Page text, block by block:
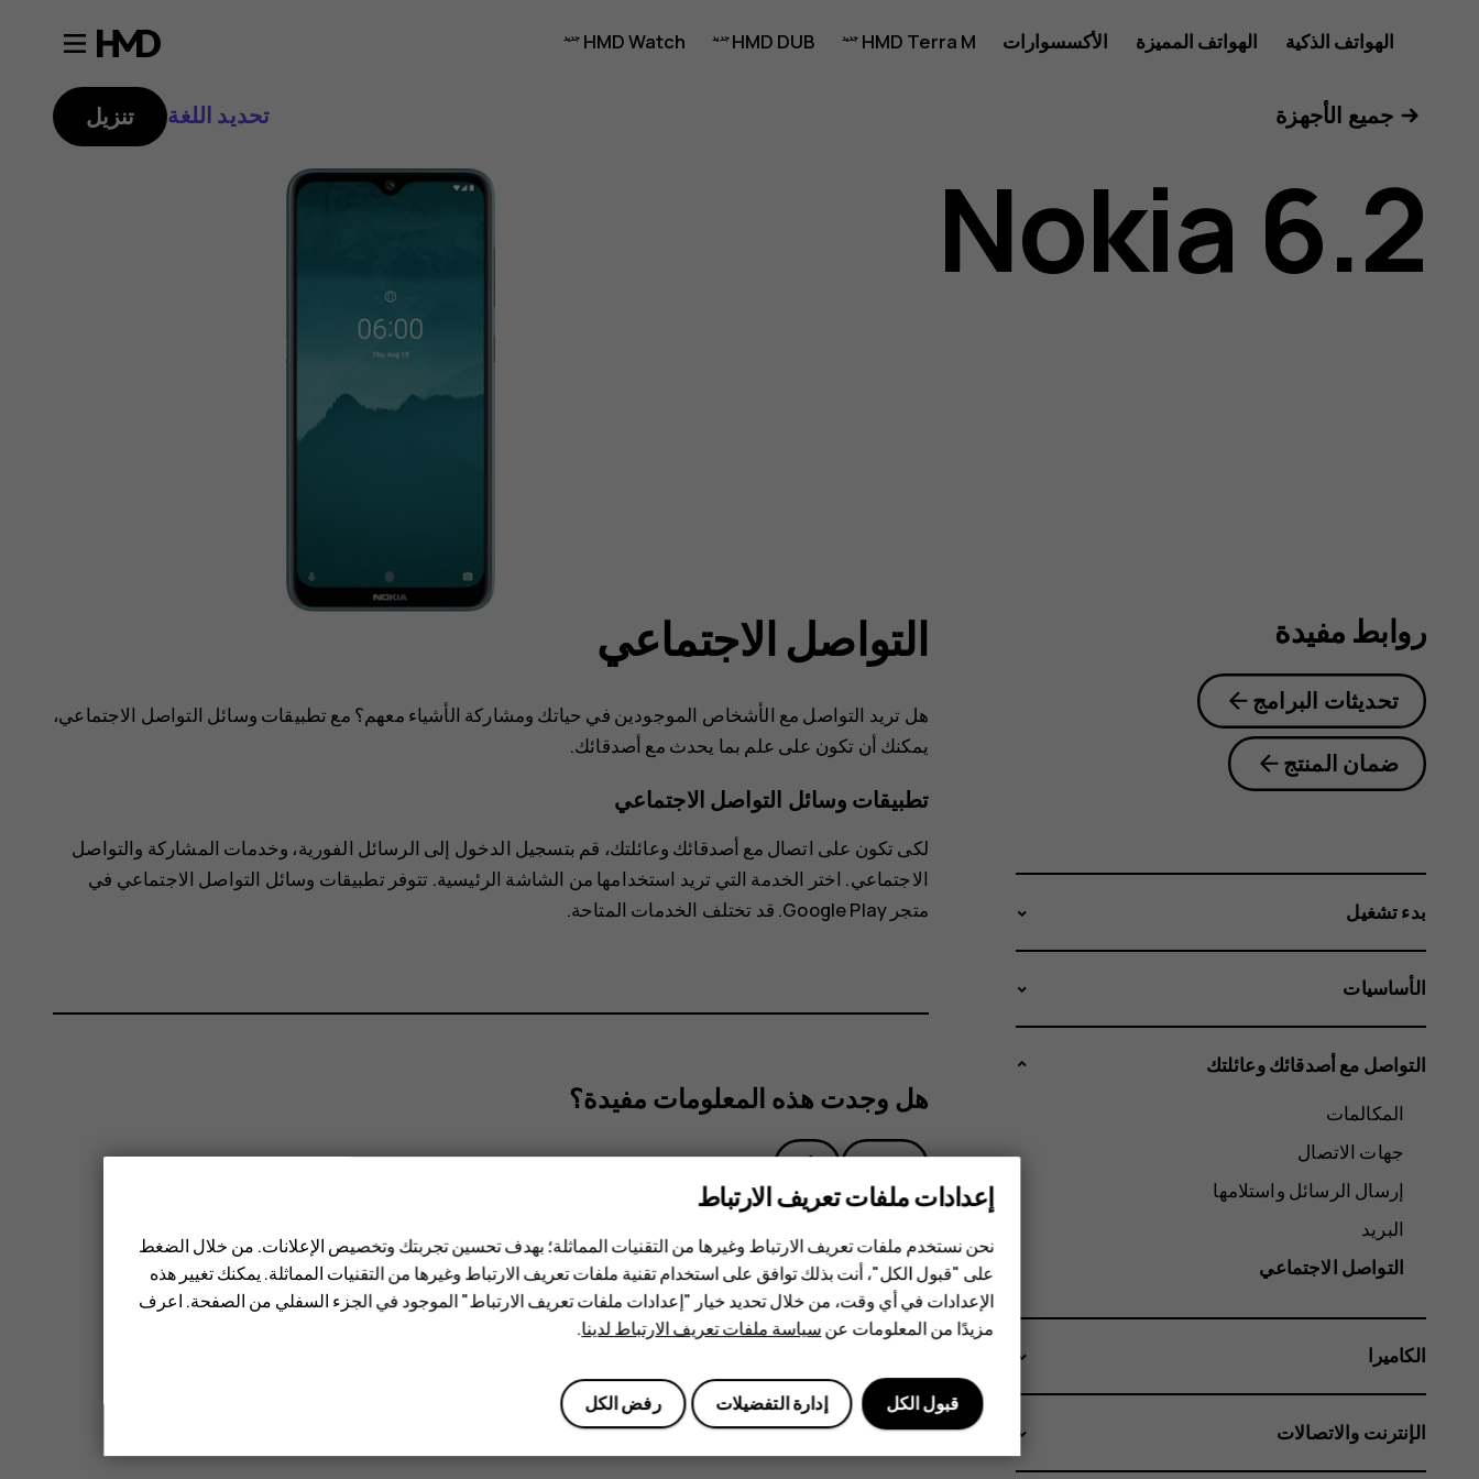
دليل
مستخدم
هاتف
الهواتف الذكية الهواتف المميزة الأكسسوارات HMD Terra M
HMD DUB
HMD Watch
جميع الأجهزة تحديد اللغة تنزيل
Nokia 6.2
التواصل الاجتماعي
هل تريد التواصل مع الأشخاص الموجودين في حياتك ومشاركة الأشياء معهم؟ مع تطبيقات وسائل التواصل الاجتماعي،
يمكنك أن تكون على علم بما يحدث مع أصدقائك.
تطبيقات وسائل التواصل الاجتماعي
لكى تكون على اتصال مع أصدقائك وعائلتك، قم بتسجيل الدخول إلى الرسائل الفورية، وخدمات المشاركة والتواصل
الاجتماعي. اختر الخدمة التي تريد استخدامها من الشاشة الرئيسية. تتوفر تطبيقات وسائل التواصل الاجتماعي في
متجر Google Play
. قد تختلف الخدمات المتاحة.
هل وجدت هذه المعلومات مفيدة؟
نعم لا
روابط مفيدة
تحديثات البرامج
ضمان المنتج
بدء تشغيل
الأساسيات
التواصل مع أصدقائك وعائلتك
المكالمات
جهات الاتصال
إرسال الرسائل واستلامها
البريد
التواصل الاجتماعي
الكاميرا
الإنترنت والاتصالات
إعدادات ملفات تعريف الارتباط
نحن نستخدم ملفات تعريف الارتباط وغيرها من التقنيات المماثلة؛ بهدف تحسين تجربتك وتخصيص الإعلانات. من خلال الضغط
على "قبول الكل"، أنت بذلك توافق على استخدام تقنية ملفات تعريف الارتباط وغيرها من التقنيات المماثلة. يمكنك تغيير هذه
الإعدادات في أي وقت، من خلال تحديد خيار "إعدادات ملفات تعريف الارتباط" الموجود في الجزء السفلي من الصفحة. اعرف
مزيدًا من المعلومات عنسياسة ملفات تعريف الارتباط لدينا.
رفض الكل إدارة التفضيلات قبول الكل